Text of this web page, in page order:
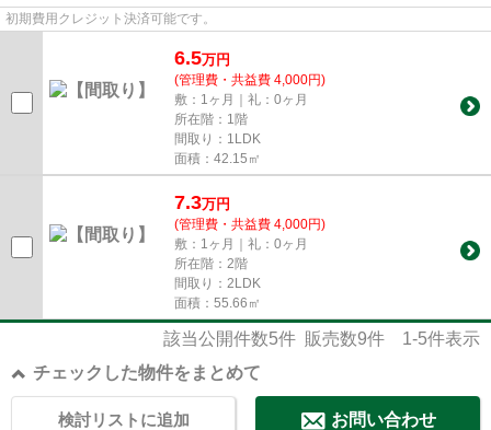
初期費用クレジット決済可能です。
6.5万円
(管理費・共益費 4,000円)
敷：1ヶ月｜礼：0ヶ月
所在階：1階
間取り：1LDK
面積：42.15㎡
7.3万円
(管理費・共益費 4,000円)
敷：1ヶ月｜礼：0ヶ月
所在階：2階
間取り：2LDK
面積：55.66㎡
該当公開件数5件 販売数9件 1-5件表示
チェックした物件をまとめて
お問い合わせ
検討リストに追加